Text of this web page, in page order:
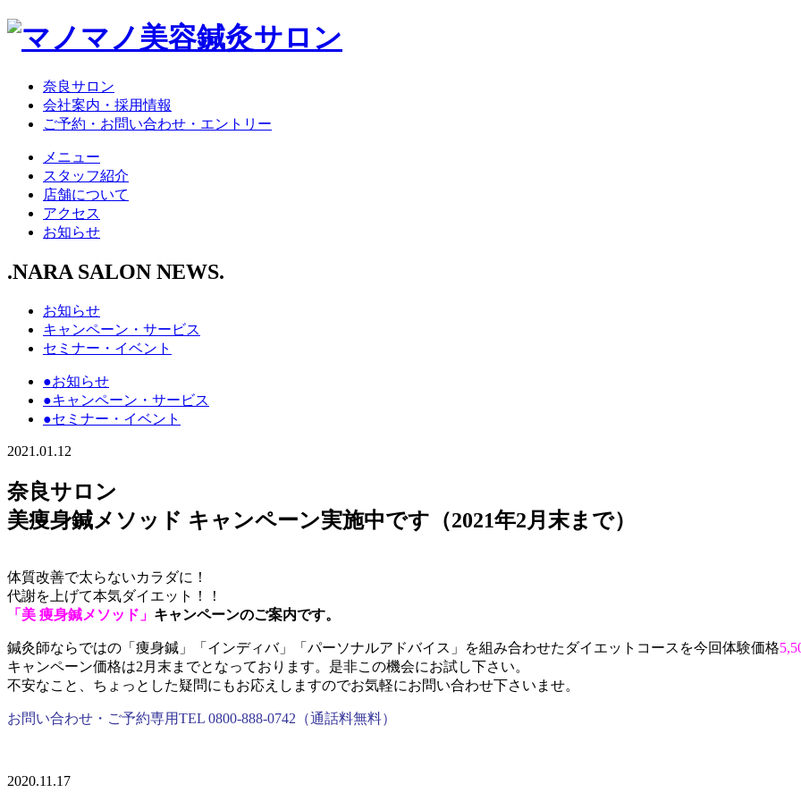
奈良サロン
会社案内・採用情報
ご予約・お問い合わせ・エントリー
メニュー
スタッフ紹介
店舗について
アクセス
お知らせ
.NARA SALON NEWS.
お知らせ
キャンペーン・サービス
セミナー・イベント
●お知らせ
●キャンペーン・サービス
●セミナー・イベント
2021.01.12
奈良サロン
美痩身鍼メソッド キャンペーン実施中です（2021年2月末まで）
体質改善で太らないカラダに！
代謝を上げて本気ダイエット！！
「美 痩身鍼メソッド」 キャンペーンのご案内です。
鍼灸師ならではの「痩身鍼」「インディバ」「パーソナルアドバイス」を組み合わせたダイエットコースを今回体験価格
キャンペーン価格は2月末までとなっております。是非この機会にお試し下さい。
不安なこと、ちょっとした疑問にもお応えしますのでお気軽にお問い合わせ下さいませ。
お問い合わせ・ご予約専用TEL 0800-888-0742（通話料無料）
2020.11.17